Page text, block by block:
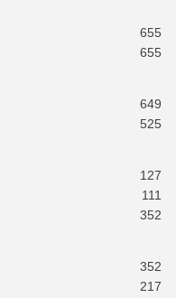
655
655
649
525
127
111
352
352
217